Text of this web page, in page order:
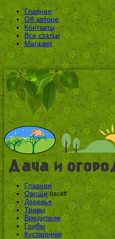
Главная
Об авторе
Контакты
Все статьи
Магазин
Главная
Овощи 0ac4ff
Деревья
Травы
Вредители
Грибы
Кустарники